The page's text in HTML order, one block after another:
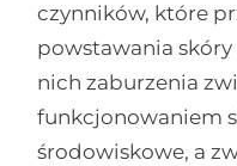
czynników, które
powstawania
nich zaburzenia
funkcjonowaniem
środowiskowe, a